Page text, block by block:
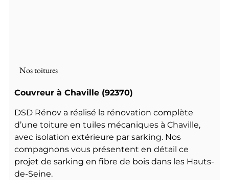
Nos toitures
Couvreur à Chaville (92370)
DSD Rénov a réalisé la rénovation complète
d’une toiture en tuiles mécaniques à Chaville,
avec isolation extérieure par sarking. Nos
compagnons vous présentent en détail ce
projet de sarking en fibre de bois dans les Hauts-
de-Seine.